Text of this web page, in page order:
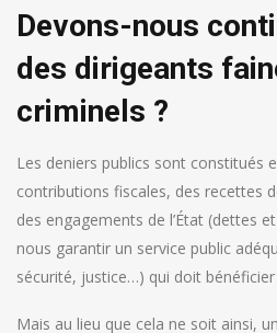
Devons-nous
des dirigeants
criminels ?
Les deniers publics sont constitués
contributions fiscales, des recettes
des engagements de l’État (dettes
nous garantir un service public
sécurité, justice…) qui doit
Mais au lieu que cela ne soit ainsi,